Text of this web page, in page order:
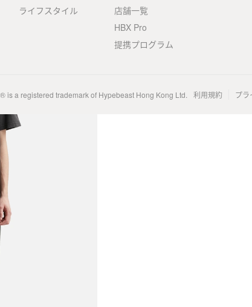
ライフスタイル
店舗一覧
HBX Pro
提携プログラム
is a registered trademark of Hypebeast Hong Kong Ltd. 利用規約 プラ